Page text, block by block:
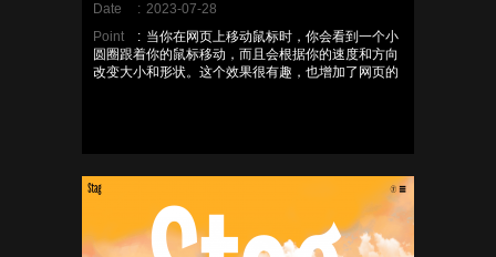
Date : 2023-07-28
Point
: 当你在网页上移动鼠标时，你会看到一个小
圆圈跟着你的鼠标移动，而且会根据你的速度和方向
改变大小和形状。这个效果很有趣，也增加了网页的